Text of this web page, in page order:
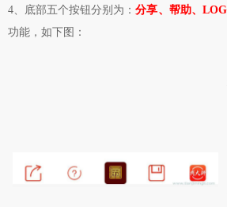
4、底部五个按钮分别为：分享、帮助、
功能，如下图：